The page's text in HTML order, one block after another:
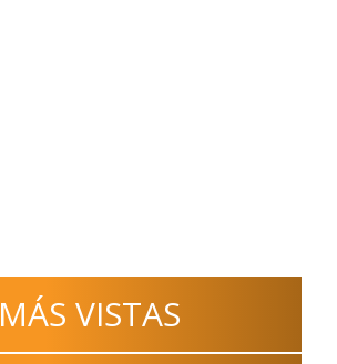
MÁS VISTAS